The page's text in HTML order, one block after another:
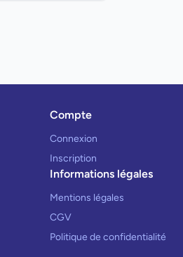
Compte
Connexion
Inscription
Informations légales
Mentions légales
CGV
Politique de confidentialité